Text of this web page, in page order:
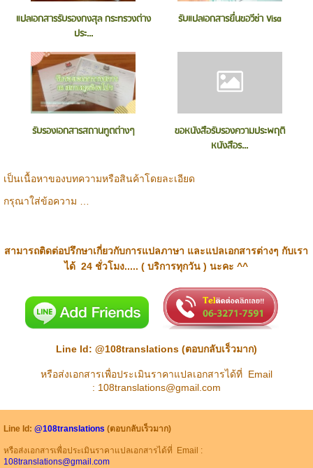
แปลเอกสารรับรองกงสุล กระทรวงต่าง
ประ...
รับแปลเอกสารยื่นขอวีซ่า Visa
รับรองเอกสารสถานทูตต่างๆ
ขอหนังสือรับรองความประพฤติ
หนังสือร...
เป็นเนื้อหาของบทความหรือสินค้าโดยละเอียด
กรุณาใส่ข้อความ …
สามารถติดต่อปรึกษาเกี่ยวกับการแปลภาษา และแปลเอกสารต่างๆ กับเรา
ได้24 ชั่วโมง.....( บริการทุกวัน ) นะคะ ^^
Line Id: @108translations(ตอบกลับเร็วมาก)
หรือส่งเอกสารเพื่อประเมินราคาแปลเอกสารได้ที่ Email
: 108translations@gmail.com
Line Id: @108translations (ตอบกลับเร็วมาก)
หรือส่งเอกสารเพื่อประเมินราคาแปลเอกสารได้ที่ Email :
108translations@gmail.com